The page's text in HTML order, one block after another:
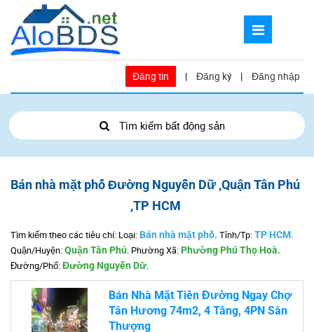
Đăng tin | Đăng ký | Đăng nhập
Tìm kiếm bất động sản
Bán nhà mặt phố Đường Nguyễn Dữ ,Quận Tân Phú
,TP HCM
Tìm kiếm theo các tiêu chí: Loại: Bán nhà mặt phố. Tỉnh/Tp:TP HCM.
Quận/Huyện:Quận Tân Phú. Phường Xã: Phường Phú Thọ Hoà.
Đường/Phố:Đường Nguyễn Dữ.
Bán Nhà Mặt Tiền Đường Ngay Chợ
Tân Hương 74m2, 4 Tầng, 4PN Sân
Thượng